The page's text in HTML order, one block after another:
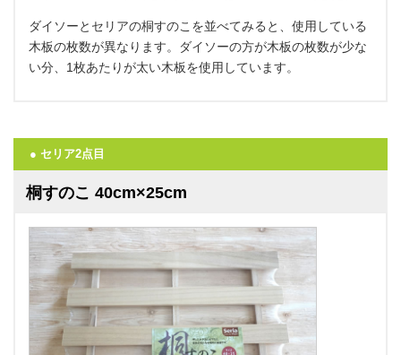
ダイソーとセリアの桐すのこを並べてみると、使用している
木板の枚数が異なります。ダイソーの方が木板の枚数が少な
い分、1枚あたりが太い木板を使用しています。
● セリア2点目
桐すのこ 40cm×25cm